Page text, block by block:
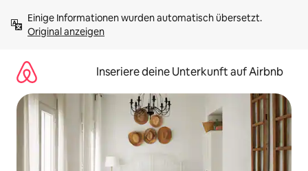
Inhalten
springenOriginal anzeigen
Inseriere deine Unterkunft auf Airbnb